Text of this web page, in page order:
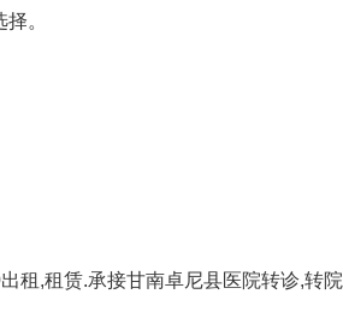
。
租,租赁.承接甘南卓尼县医院转诊,转